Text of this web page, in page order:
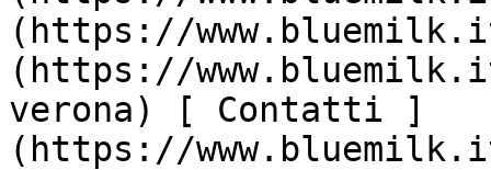
(https://
(https://
verona) [ Contatti ]
(https://